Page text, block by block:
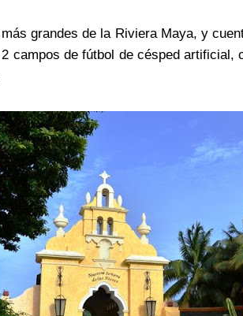
grandes de la Riviera Maya, y
campos de fútbol de césped artificial,